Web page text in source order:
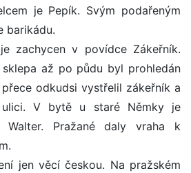
je Pepík. Svým podařeným
barikádu.
zachycen v povídce Zákeřník.
až po půdu byl prohledán
odkudsi vystřelil zákeřník a
V bytě u staré Němky je
Walter. Pražané daly vraha k
jen věcí českou. Na pražském